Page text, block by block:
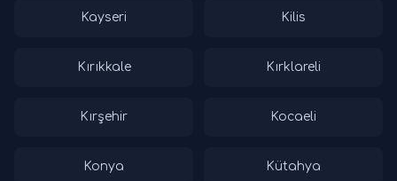
Kayseri Kilis
Kırıkkale Kırklareli
Kırşehir Kocaeli
Konya Kütahya